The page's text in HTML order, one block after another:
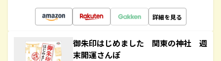
詳細を見る
御朱印はじめました 関東の神社 週
末開運さんぽ